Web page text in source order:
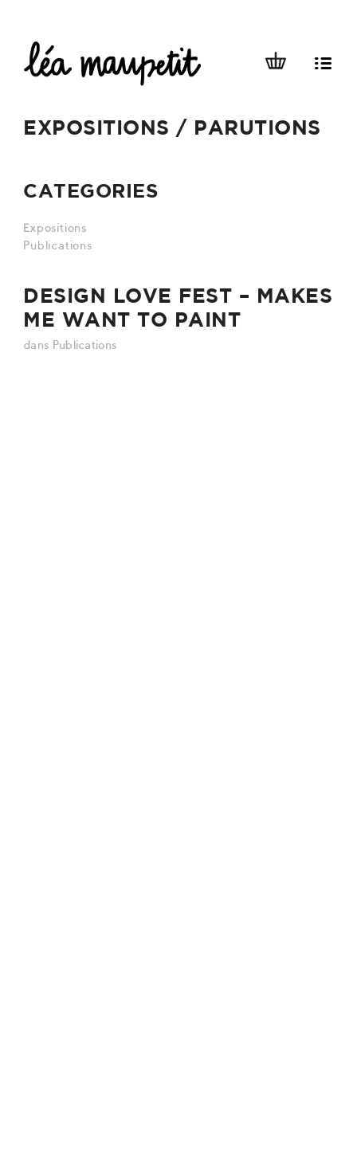
EXPOSITIONS / PARUTIONS
CATEGORIES
Expositions
Publications
DESIGN LOVE FEST – MAKES
ME WANT TO PAINT
dans Publications